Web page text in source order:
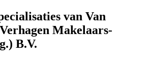
van Van
Makelaars-
B.V.